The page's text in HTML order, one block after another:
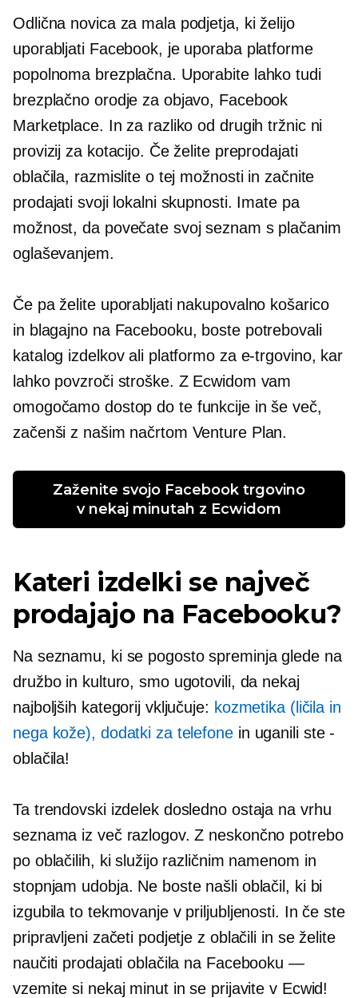
Odlična novica za mala podjetja, ki želijo
uporabljati Facebook, je uporaba platforme
popolnoma brezplačna. Uporabite lahko tudi
brezplačno orodje za objavo, Facebook
Marketplace. In za razliko od drugih tržnic ni
provizij za kotacijo. Če želite preprodajati
oblačila, razmislite o tej možnosti in začnite
prodajati svoji lokalni skupnosti. Imate pa
možnost, da povečate svoj seznam s plačanim
oglaševanjem.
Če pa želite uporabljati nakupovalno košarico
in blagajno na Facebooku, boste potrebovali
katalog izdelkov ali platformo za e-trgovino, kar
lahko povzroči stroške. Z Ecwidom vam
omogočamo dostop do te funkcije in še več,
začenši z našim načrtom Venture Plan.
Zaženite svojo Facebook trgovino
v nekaj minutah z Ecwidom
Kateri izdelki se največ
prodajajo na Facebooku?
Na seznamu, ki se pogosto spreminja glede na
družbo in kulturo, smo ugotovili, da nekaj
najboljših kategorij vključuje: kozmetika (ličila in
nega kože), dodatki za telefonein uganili ste-
oblačila!
Ta trendovski izdelek dosledno ostaja na vrhu
seznama iz več razlogov. Z neskončno potrebo
po oblačilih, ki služijo različnim namenom in
stopnjam udobja. Ne boste našli oblačil, ki bi
izgubila to tekmovanje v priljubljenosti. In če ste
pripravljeni začeti podjetje z oblačili in se želite
naučiti prodajati oblačila na Facebooku —
vzemite si nekaj minut in se prijavite v Ecwid!